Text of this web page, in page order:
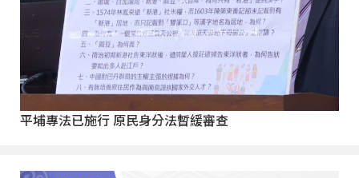
平埔專法已施行 原民身分法暫緩審查